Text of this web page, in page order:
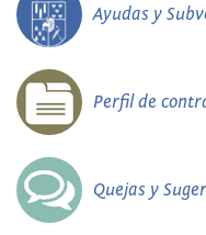
Ayudas y
Perfil de
Quejas y